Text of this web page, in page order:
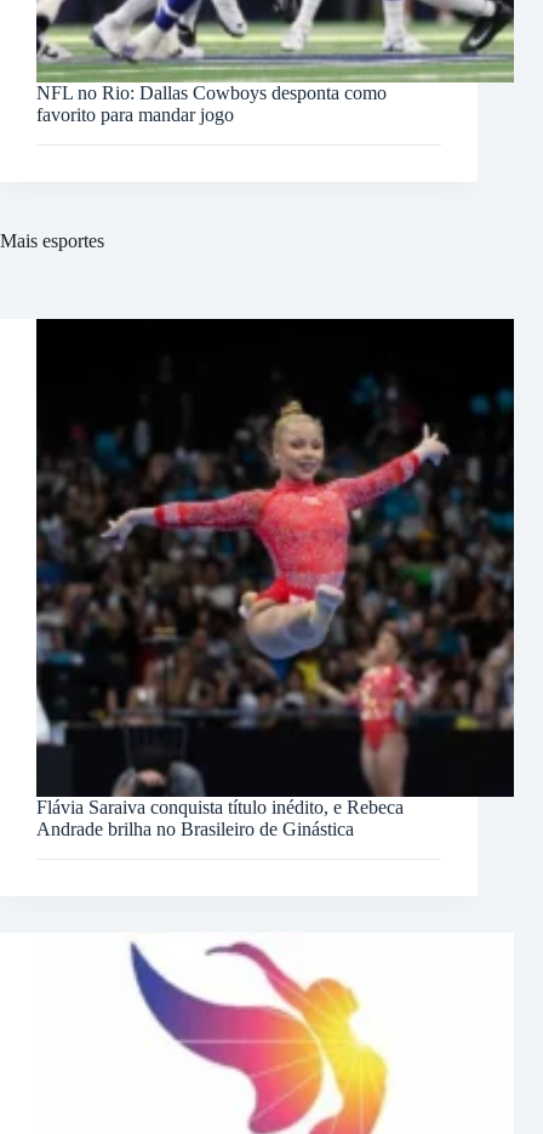
NFL no Rio: Dallas Cowboys desponta como
favorito para mandar jogo
Mais esportes
Flávia Saraiva conquista título inédito, e Rebeca
Andrade brilha no Brasileiro de Ginástica